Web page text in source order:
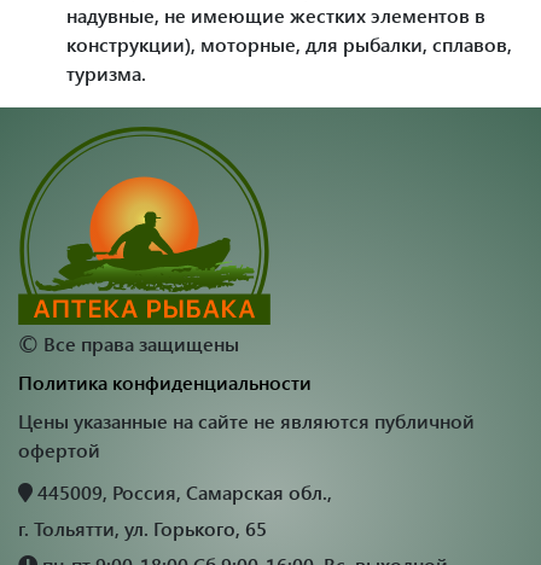
надувные, не имеющие жестких элементов в
конструкции), моторные, для рыбалки, сплавов,
туризма.
© Все права защищены
Политика конфиденциальности
Цены указанные на сайте не являются публичной
офертой
445009, Россия, Самарская обл.,
г. Тольятти, ул. Горького, 65